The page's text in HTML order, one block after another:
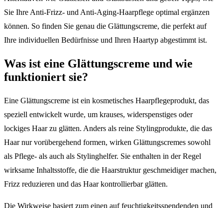
Sie Ihre Anti-Frizz- und Anti-Aging-Haarpflege optimal ergänzen
können. So finden Sie genau die Glättungscreme, die perfekt auf
Ihre individuellen Bedürfnisse und Ihren Haartyp abgestimmt ist.
Was ist eine Glättungscreme und wie
funktioniert sie?
Eine Glättungscreme ist ein kosmetisches Haarpflegeprodukt, das
speziell entwickelt wurde, um krauses, widerspenstiges oder
lockiges Haar zu glätten. Anders als reine Stylingprodukte, die das
Haar nur vorübergehend formen, wirken Glättungscremes sowohl
als Pflege- als auch als Stylinghelfer. Sie enthalten in der Regel
wirksame Inhaltsstoffe, die die Haarstruktur geschmeidiger machen,
Frizz reduzieren und das Haar kontrollierbar glätten.
Die Wirkweise basiert zum einen auf feuchtigkeitsspendenden und